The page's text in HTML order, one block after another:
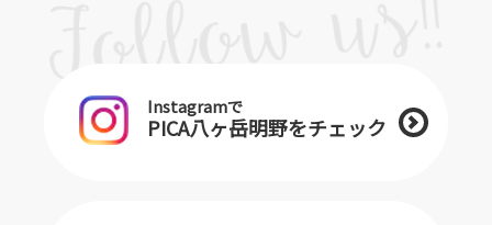
Instagramで
PICA八ヶ岳明野をチェック